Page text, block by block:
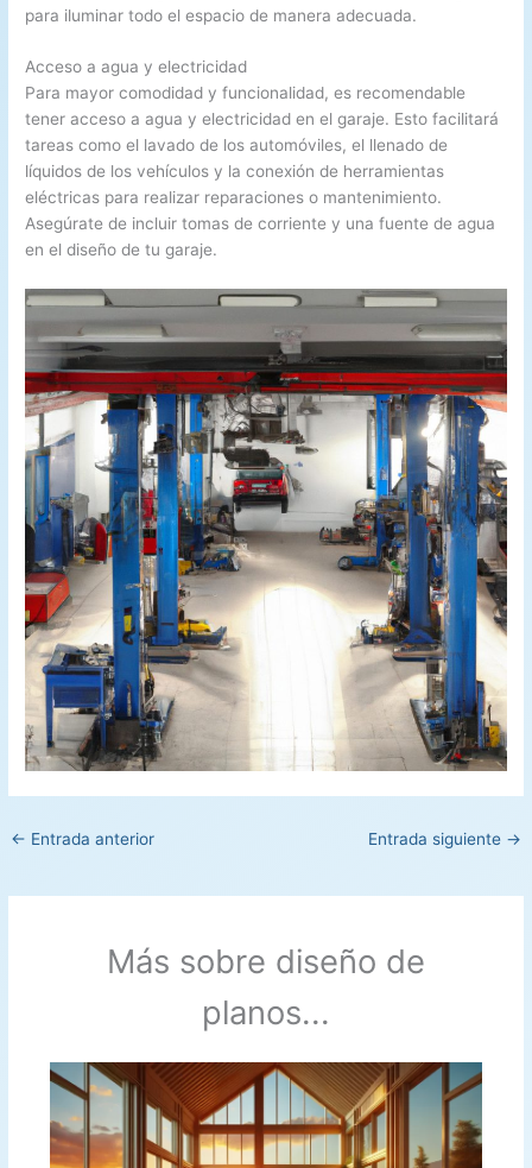
para iluminar todo el espacio de manera adecuada.
Acceso a agua y electricidad
Para mayor comodidad y funcionalidad, es recomendable
tener acceso a agua y electricidad en el garaje. Esto facilitará
tareas como el lavado de los automóviles, el llenado de
líquidos de los vehículos y la conexión de herramientas
eléctricas para realizar reparaciones o mantenimiento.
Asegúrate de incluir tomas de corriente y una fuente de agua
en el diseño de tu garaje.
← Entrada anterior Entrada siguiente →
Más sobre diseño de
planos...